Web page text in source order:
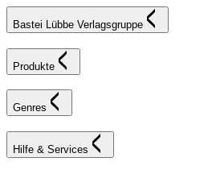
Bastei Lübbe Verlagsgruppe
Produkte
Genres
Hilfe & Services